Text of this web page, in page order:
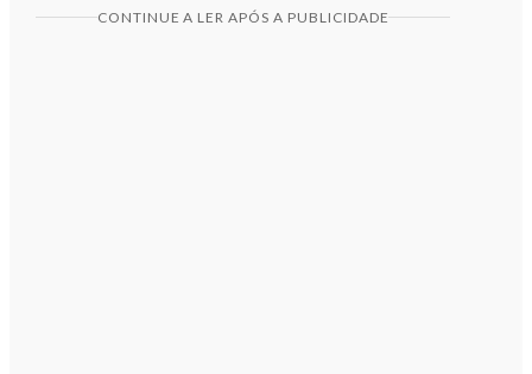
CONTINUE A LER APÓS A PUBLICIDADE